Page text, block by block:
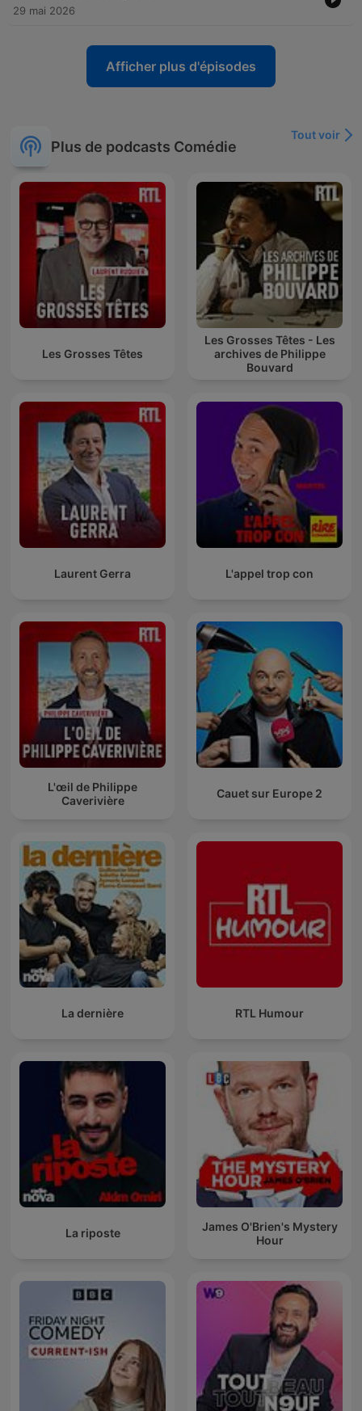
29 mai 2026
Afficher plus d'épisodes
Plus de podcasts Comédie
Tout voir
Les Grosses Têtes
Les Grosses Têtes - Les
archives de Philippe
Bouvard
Laurent Gerra L'appel trop con
L'œil de Philippe
Caverivière
Cauet sur Europe 2
La dernière RTL Humour
La riposte
James O'Brien's Mystery
Hour